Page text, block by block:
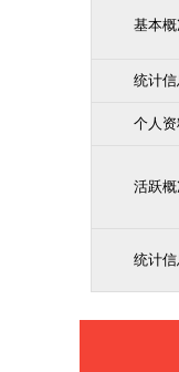
基本
统计信
个人
活跃
统计信